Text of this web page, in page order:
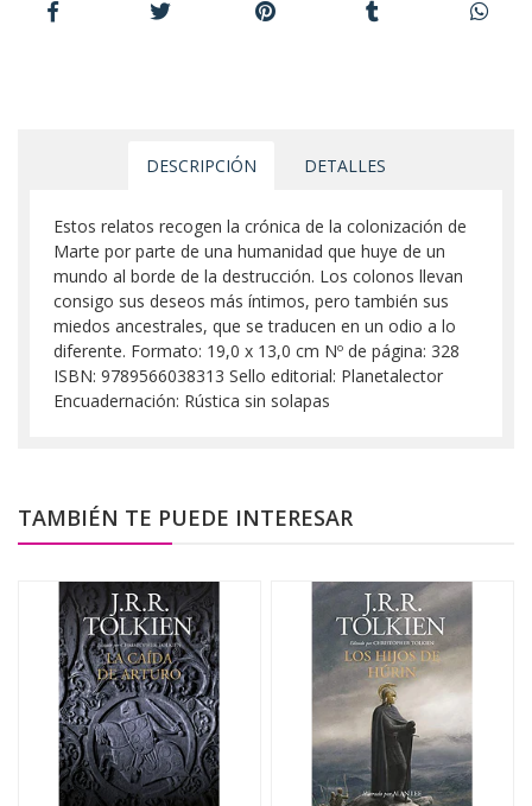
DESCRIPCIÓN DETALLES
Estos relatos recogen la crónica de la colonización de
Marte por parte de una humanidad que huye de un
mundo al borde de la destrucción. Los colonos llevan
consigo sus deseos más íntimos, pero también sus
miedos ancestrales, que se traducen en un odio a lo
diferente. Formato: 19,0 x 13,0 cm Nº de página: 328
ISBN: 9789566038313 Sello editorial: Planetalector
Encuadernación: Rústica sin solapas
TAMBIÉN TE PUEDE INTERESAR